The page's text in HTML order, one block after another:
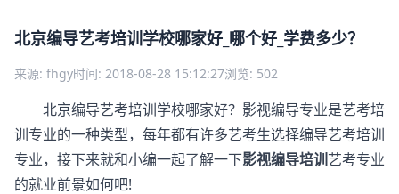
北京编导艺考培训学校哪家好_哪个好_学费多少？
来源: fhgy时间: 2018-08-28 15:12:27浏览: 502
北京编导艺考培训学校哪家好？影视编导专业是艺考培
训专业的一种类型，每年都有许多艺考生选择编导艺考培训
专业，接下来就和小编一起了解一下影视编导培训 艺考专业
的就业前景如何吧!